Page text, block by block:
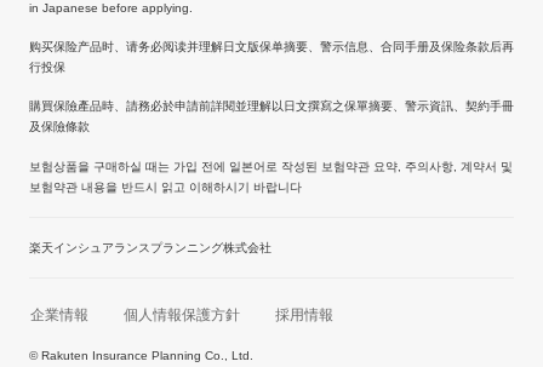
in Japanese before applying.
购买保险产品时、请务必阅读并理解日文版保单摘要、警示信息、合同手册及保险条款后再
行投保
購買保險產品時、請務必於申請前詳閱並理解以日文撰寫之保單摘要、警示資訊、契約手冊
及保險條款
보험상품을 구매하실 때는 가입 전에 일본어로 작성된 보험약관 요약, 주의사항, 계약서 및
보험약관 내용을 반드시 읽고 이해하시기 바랍니다
楽天インシュアランスプランニング株式会社
企業情報 個人情報保護方針 採用情報
© Rakuten Insurance Planning Co., Ltd.